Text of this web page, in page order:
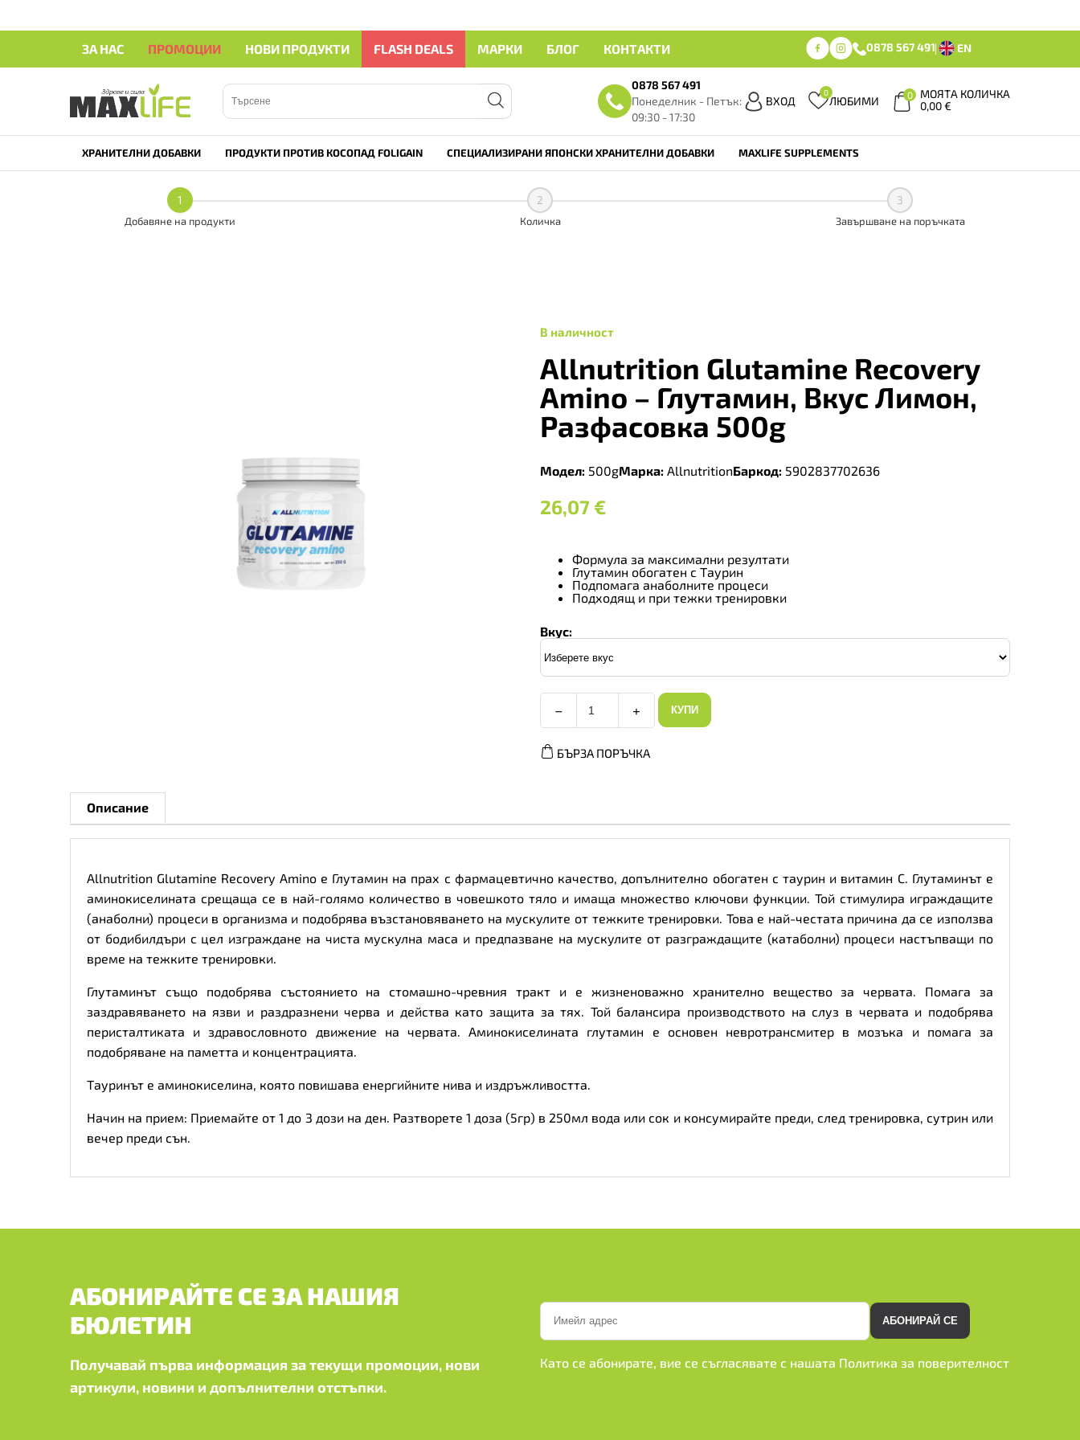
ЗА НАС ПРОМОЦИИ НОВИ ПРОДУКТИ FLASH DEALS МАРКИ БЛОГ КОНТАКТИ 0878 567 491 EN
0878 567 491
Понеделник - Петък:
09:30 - 17:30
ВХОД
0
ЛЮБИМИ 0
МОЯТА КОЛИЧКА
0,00€
ХРАНИТЕЛНИ ДОБАВКИ ПРОДУКТИ ПРОТИВ КОСОПАД FOLIGAIN СПЕЦИАЛИЗИРАНИ ЯПОНСКИ ХРАНИТЕЛНИ ДОБАВКИ MAXLIFE SUPPLEMENTS
1
Добавяне на продукти
2
Количка
3
Завършване на поръчката
В наличност
Allnutrition Glutamine Recovery
Amino – Глутамин, Вкус Лимон,
Разфасовка 500g
Модел: 500gМарка: AllnutritionБаркод: 5902837702636
26,07 €
Формула за максимални резултати
Глутамин обогатен с Таурин
Подпомага анаболните процеси
Подходящ и при тежки тренировки
Вкус:
−
Allnutrition
Glutamine
Amino
количество
+ КУПИ
БЪРЗА ПОРЪЧКА
Описание
Allnutrition Glutamine Recovery Amino е Глутамин на прах с фармацевтично качество, допълнително обогатен с таурин и витамин C. Глутаминът е
аминокиселината срещаща се в най-голямо количество в човешкото тяло и имаща множество ключови функции. Той стимулира играждащите
(анаболни) процеси в организма и подобрява възстановяването на мускулите от тежките тренировки. Това е най-честата причина да се използва
от бодибилдъри с цел изграждане на чиста мускулна маса и предпазване на мускулите от разграждащите (катаболни) процеси настъпващи по
време на тежките тренировки.
Глутаминът също подобрява състоянието на стомашно-чревния тракт и е жизненоважно хранително вещество за червата. Помага за
заздравяването на язви и раздразнени черва и действа като защита за тях. Той балансира производството на слуз в червата и подобрява
перисталтиката и здравословното движение на червата. Аминокиселината глутамин е основен невротрансмитер в мозъка и помага за
подобряване на паметта и концентрацията.
Тауринът е аминокиселина, която повишава енергийните нива и издръжливостта.
Начин на прием: Приемайте от 1 до 3 дози на ден. Разтворете 1 доза (5гр) в 250мл вода или сок и консумирайте преди, след тренировка, сутрин или
вечер преди сън.
АБОНИРАЙТЕ СЕ ЗА НАШИЯ
БЮЛЕТИН
Получавай първа информация за текущи промоции, нови
артикули, новини и допълнителни отстъпки.
АБОНИРАЙ СЕ
Като се абонирате, вие се съгласявате с нашата Политика за поверителност